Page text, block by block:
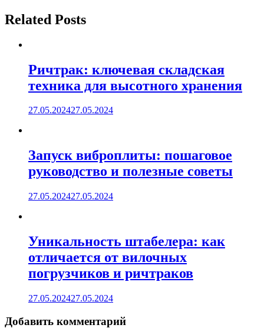
Related Posts
Ричтрак: ключевая складская
техника для высотного хранения
27.05.202427.05.2024
Запуск виброплиты: пошаговое
руководство и полезные советы
27.05.202427.05.2024
Уникальность штабелера: как
отличается от вилочных
погрузчиков и ричтраков
27.05.202427.05.2024
Добавить комментарий